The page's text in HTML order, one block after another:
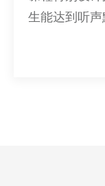
生能达到听声